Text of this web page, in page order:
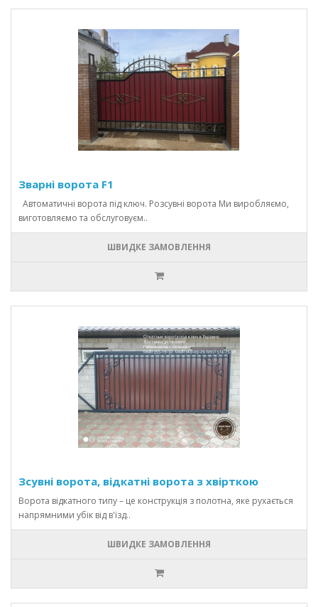
Зварні ворота F1
Автоматичні ворота під ключ. Розсувні ворота Ми виробляємо,
виготовляємо та обслуговуєм..
ШВИДКЕ ЗАМОВЛЕННЯ
Зсувні ворота, відкатні ворота з хвірткою
Ворота відкатного типу – це конструкція з полотна, яке рухається
напрямними убік від в'їзд..
ШВИДКЕ ЗАМОВЛЕННЯ